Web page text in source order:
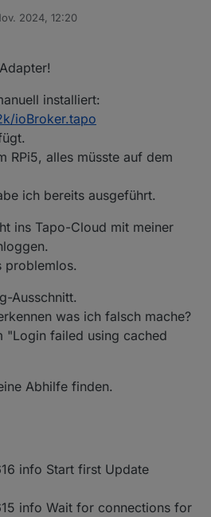
2024, 12:20
installiert:
ioBroker.tapo
RPi5, alles müsste auf dem
ich bereits ausgeführt.
ins Tapo-Cloud mit meiner
problemlos.
Ausschnitt.
was ich falsch mache?
"Login failed using cached
Abhilfe finden.
info Start first Update
info Wait for connections for